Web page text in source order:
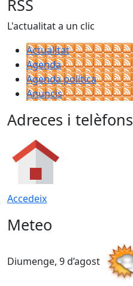
RSS
L'actualitat a un clic
Actualitat
Agenda
Agenda política
Anuncis
Adreces i telèfons
Accedeix
Meteo
Diumenge, 9 d’agost